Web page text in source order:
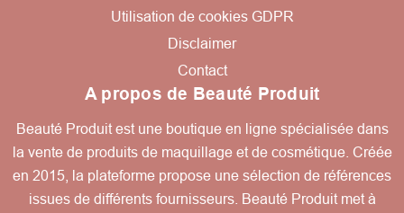
Utilisation de cookies GDPR
Disclaimer
Contact
A propos de Beauté Produit
Beauté Produit est une boutique en ligne spécialisée dans
la vente de produits de maquillage et de cosmétique. Créée
en 2015, la plateforme propose une sélection de références
issues de différents fournisseurs. Beauté Produit met à